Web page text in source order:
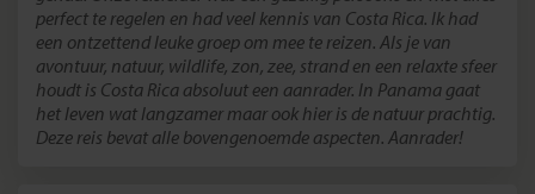
perfect te regelen en had veel kennis van Costa Rica. Ik had
een ontzettend leuke groep om mee te reizen. Als je van
avontuur, natuur, wildlife, zon, zee, strand en een relaxte sfeer
houdt is Costa Rica absoluut een aanrader. In Panama gaat
het leven wat langzamer maar ook hier is de natuur prachtig.
Deze reis bevat alle bovengenoemde aspecten. Aanrader!